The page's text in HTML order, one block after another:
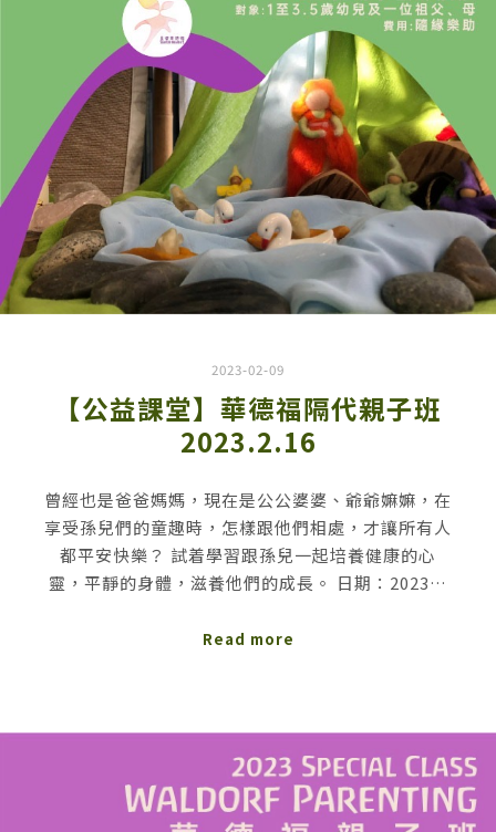
2023-02-09
【公益課堂】華德福隔代親子班
2023.2.16
曾經也是爸爸媽媽，現在是公公婆婆、爺爺嫲嫲，在
享受孫兒們的童趣時，怎樣跟他們相處，才讓所有人
都平安快樂？ 試着學習跟孫兒一起培養健康的心
靈，平靜的身體，滋養他們的成長。 日期：2023…
Read more